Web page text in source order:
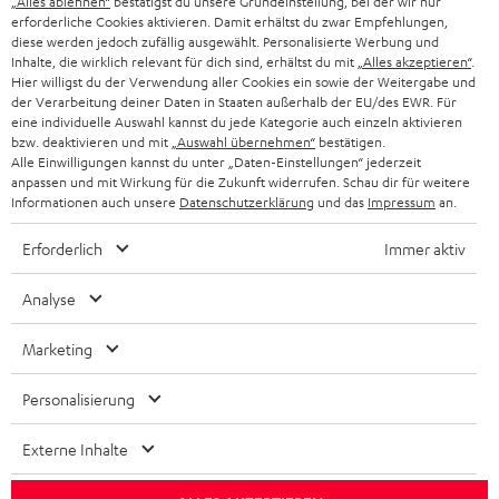
SMART HOME
BLUETOOTH-LAUTSPRECHER
KOPFHÖRER
BLUETOOTH-KOPFHÖRER
GESCHÄFTSKUNDEN
PARTNERPROGRAMM
BLOG
NEWSLETTER
DEINE VORTEILE BEI TEUFEL
TEUFEL STORY
UNSER MANAGEMENT
NACHHALTIGKEIT
UNSERE WERTE
ÖSTERREICH
SCHWEIZ
NIEDERLANDE
BELGIEN
FRANKREICH
SPANIEN
Technische Änderungen, Tippfehler und Irrtum vorbehalten. Das auf unseren
Fotos abgebildete Zubehör ist nicht im Lieferumfang enthalten. Etwaige
Entsorgungsgebühren für Batterien sind im Preis inbegriffen.
erforderliche Cookies aktivieren. Damit erhältst du zwar Empfehlungen,
diese werden jedoch zufällig ausgewählt. Personalisierte Werbung und
Inhalte, die wirklich relevant für dich sind, erhältst du mit „Alles akzeptieren“.
Hier willigst du der Verwendung aller Cookies ein sowie der Weitergabe und
der Verarbeitung deiner Daten in Staaten außerhalb der EU/des EWR. Für
eine individuelle Auswahl kannst du jede Kategorie auch einzeln aktivieren
bzw. deaktivieren und mit „Auswahl übernehmen“ bestätigen.
Alle Einwilligungen kannst du unter „Daten-Einstellungen“ jederzeit
anpassen und mit Wirkung für die Zukunft widerrufen. Schau dir für weitere
Informationen auch unsere Datenschutzerklärung und das Impressum an.
Erforderlich Immer aktiv
Analyse
Marketing
Personalisierung
Externe Inhalte